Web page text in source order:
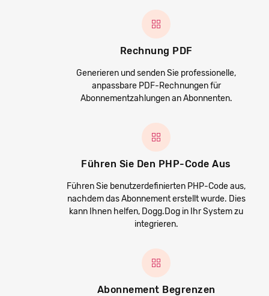
Rechnung PDF
Generieren und senden Sie professionelle,
anpassbare PDF-Rechnungen für
Abonnementzahlungen an Abonnenten.
Führen Sie Den PHP-Code Aus
Führen Sie benutzerdefinierten PHP-Code aus,
nachdem das Abonnement erstellt wurde. Dies
kann Ihnen helfen, Dogg.Dog in Ihr System zu
integrieren.
Abonnement Begrenzen